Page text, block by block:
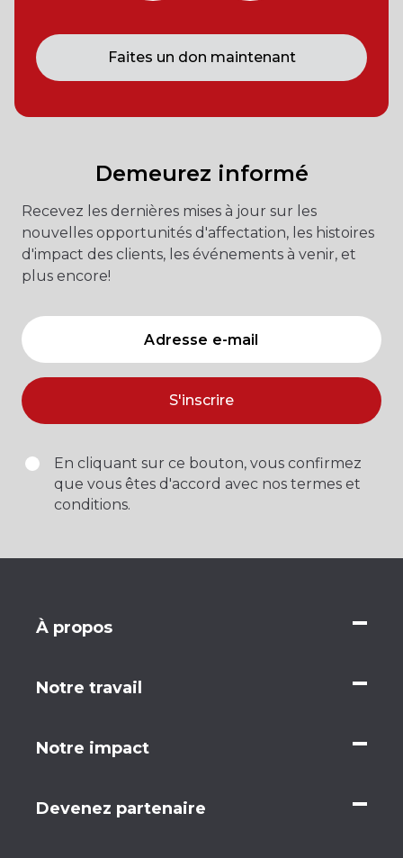
Faites un don maintenant
Demeurez informé
Recevez les dernières mises à jour sur les
nouvelles opportunités d'affectation, les histoires
d'impact des clients, les événements à venir, et
plus encore!
S'inscrire
En cliquant sur ce bouton, vous confirmez
que vous êtes d'accord avec nos termes et
conditions.
À propos
Notre travail
Notre impact
Devenez partenaire